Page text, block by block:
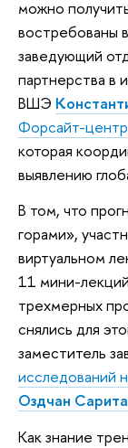
можно
востребованы
заведующий
партнерства
ВШЭ
Форсайт-
которая
выявлению
В том, что
горами»,
виртуальном
11 мини-
трехмерных
снялись для
заместитель
исследований
Оздчан
Как знание